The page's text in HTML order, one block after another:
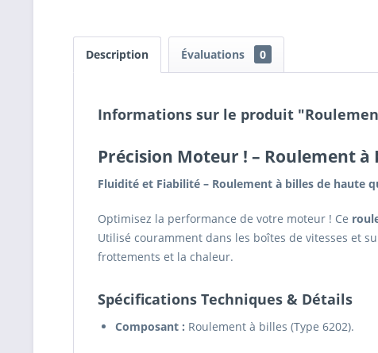
Description Évaluations 0
Informations sur le produit
Précision Moteur ! – Roulement à
Fluidité et Fiabilité – Roulement à billes de haute
Optimisez la performance de votre moteur ! Ce
Utilisé couramment dans les boîtes de vitesses et
frottements et la chaleur.
Spécifications Techniques & Détails
Composant : Roulement à billes (Type 6202).